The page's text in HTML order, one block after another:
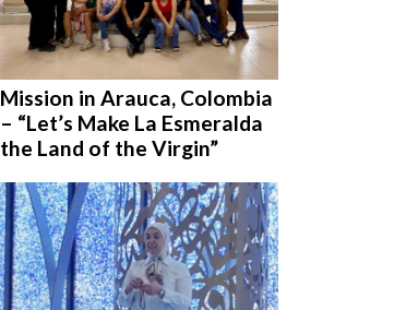
Mission in Arauca, Colombia
– “Let’s Make La Esmeralda
the Land of the Virgin”